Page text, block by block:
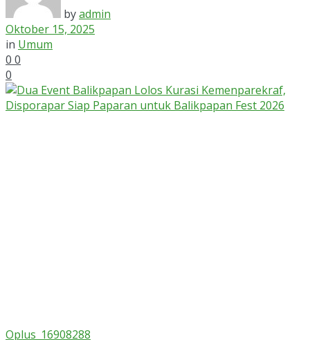
byadmin
Oktober 15, 2025
in Umum
0 0
0
Oplus_16908288